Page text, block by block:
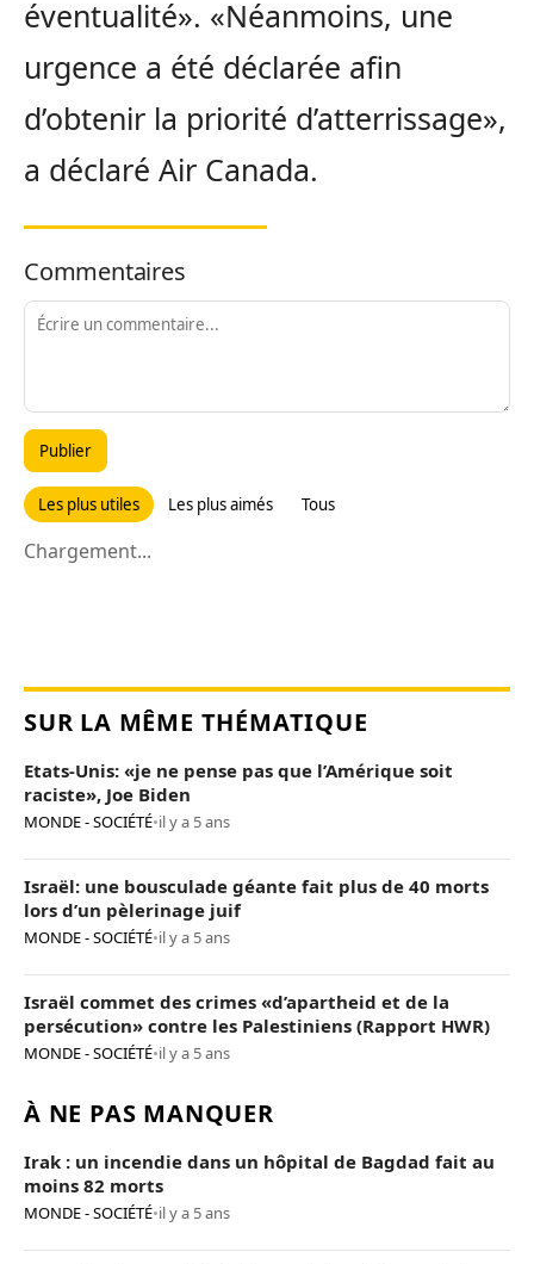
éventualité». «Néanmoins, une
urgence a été déclarée afin
d’obtenir la priorité d’atterrissage»,
a déclaré Air Canada.
Commentaires
Publier
Les plus utiles Les plus aimés Tous
Chargement...
SUR LA MÊME THÉMATIQUE
Etats-Unis: «je ne pense pas que l’Amérique soit
raciste», Joe Biden
MONDE - SOCIÉTÉ•il y a 5 ans
Israël: une bousculade géante fait plus de 40 morts
lors d’un pèlerinage juif
MONDE - SOCIÉTÉ•il y a 5 ans
Israël commet des crimes «d’apartheid et de la
persécution» contre les Palestiniens (Rapport HWR)
MONDE - SOCIÉTÉ•il y a 5 ans
À NE PAS MANQUER
Irak : un incendie dans un hôpital de Bagdad fait au
moins 82 morts
MONDE - SOCIÉTÉ•il y a 5 ans